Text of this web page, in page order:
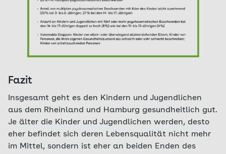
Fazit
Insgesamt geht es den Kindern und Jugendlichen
aus dem Rheinland und Hamburg gesundheitlich gut.
Je älter die Kinder und Jugendlichen werden, desto
eher befindet sich deren Lebensqualität nicht mehr
im Mittel, sondern ist eher an beiden Enden des